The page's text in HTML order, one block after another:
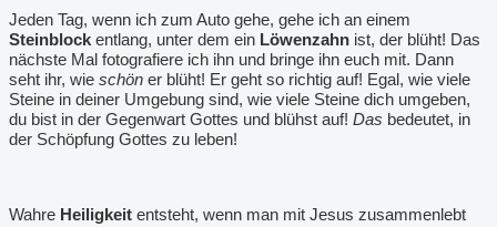
Jeden Tag, wenn ich zum Auto gehe, gehe ich an einem
Steinblock entlang, unter dem ein Löwenzahn ist, der blüht! Das
nächste Mal fotografiere ich ihn und bringe ihn euch mit. Dann
seht ihr, wie schön er blüht! Er geht so richtig auf! Egal, wie viele
Steine in deiner Umgebung sind, wie viele Steine dich umgeben,
du bist in der Gegenwart Gottes und blühst auf! Das bedeutet, in
der Schöpfung Gottes zu leben!
Wahre Heiligkeit entsteht, wenn man mit Jesus zusammenlebt